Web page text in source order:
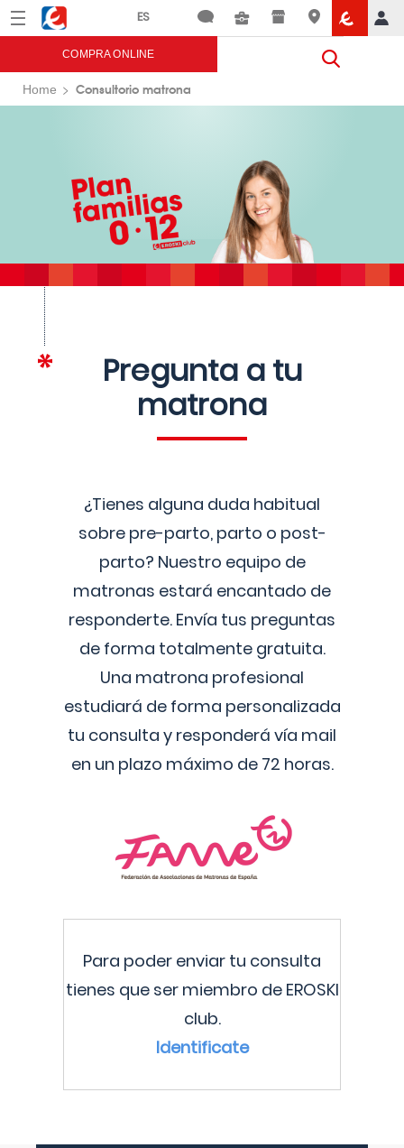
Menú Eroski
COMPRA ONLINE
Home Consultorio matrona
Pregunta a tu
matrona
¿Tienes alguna duda habitual
sobre pre-parto, parto o post-
parto? Nuestro equipo de
matronas estará encantado de
responderte. Envía tus preguntas
de forma totalmente gratuita.
Una matrona profesional
estudiará de forma personalizada
tu consulta y responderá vía mail
en un plazo máximo de 72 horas.
Para poder enviar tu consulta
tienes que ser miembro de EROSKI
club.
Identificate